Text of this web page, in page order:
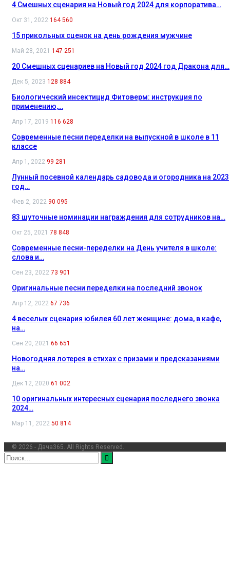
4 Смешных сценария на Новый год 2024 для корпоратива…
Окт 31, 2022 164 560
15 прикольных сценок на день рождения мужчине
Май 28, 2021 147 251
20 Смешных сценариев на Новый год 2024 год Дракона для…
Дек 5, 2023 128 884
Биологический инсектицид Фитоверм: инструкция по
применению,…
Апр 17, 2019 116 628
Современные песни переделки на выпускной в школе в 11
классе
Апр 1, 2022 99 281
Лунный посевной календарь садовода и огородника на 2023
год…
Фев 2, 2022 90 095
83 шуточные номинации награждения для сотрудников на…
Окт 25, 2021 78 848
Современные песни-переделки на День учителя в школе:
слова и…
Сен 23, 2022 73 901
Оригинальные песни переделки на последний звонок
Апр 12, 2022 67 736
4 веселых сценария юбилея 60 лет женщине: дома, в кафе,
на…
Сен 20, 2021 66 651
Новогодняя лотерея в стихах с призами и предсказаниями
на…
Дек 12, 2020 61 002
10 оригинальных интересных сценария последнего звонка
2024…
Мар 11, 2022 50 814
© 2026 - Дача365. All Rights Reserved.